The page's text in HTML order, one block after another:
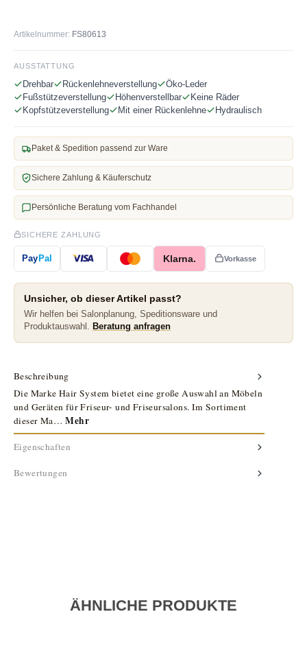
Artikelnummer: FS80613
AUSSTATTUNG
Drehbar Rückenlehneverstellung
Öko-Leder
Fußstützeverstellung
Höhenverstellbar
Keine Räder
Kopfstützeverstellung
Mit einer Rückenlehne Hydraulisch
Paket & Spedition passend zur Ware
Sichere Zahlung & Käuferschutz
Persönliche Beratung vom Fachhandel
SICHERE ZAHLUNG
PayPal Klarna. Vorkasse
Unsicher, ob dieser Artikel passt?
Wir helfen bei Salonplanung, Speditionsware und
Produktauswahl.
Beratung anfragen
Beschreibung
Die Marke Hair System bietet eine große Auswahl an Möbeln
und Geräten für Friseur- und Friseursalons. Im Sortiment
dieser Ma…Mehr
Eigenschaften
Bewertungen
ÄHNLICHE PRODUKTE